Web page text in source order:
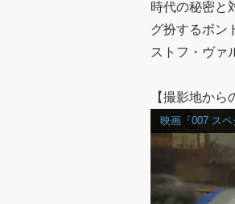
時代の秘密と
グ扮するボン
ストフ・ヴァ
【撮影地から
映画『007 ス